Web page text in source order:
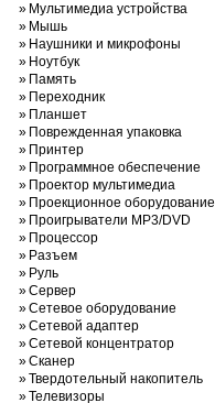
» Мультимедиа устройства
» Мышь
» Наушники и микрофоны
» Ноутбук
» Память
» Переходник
» Планшет
» Поврежденная упаковка
» Принтер
» Программное обеспечение
» Проектор мультимедиа
» Проекционное оборудование
» Проигрыватели MP3/DVD
» Процессор
» Разъем
» Руль
»Сервер
»Сетевое оборудование
»Сетевой адаптер
»Сетевой концентратор
»Сканер
»Твердотельный накопитель
»Телевизоры